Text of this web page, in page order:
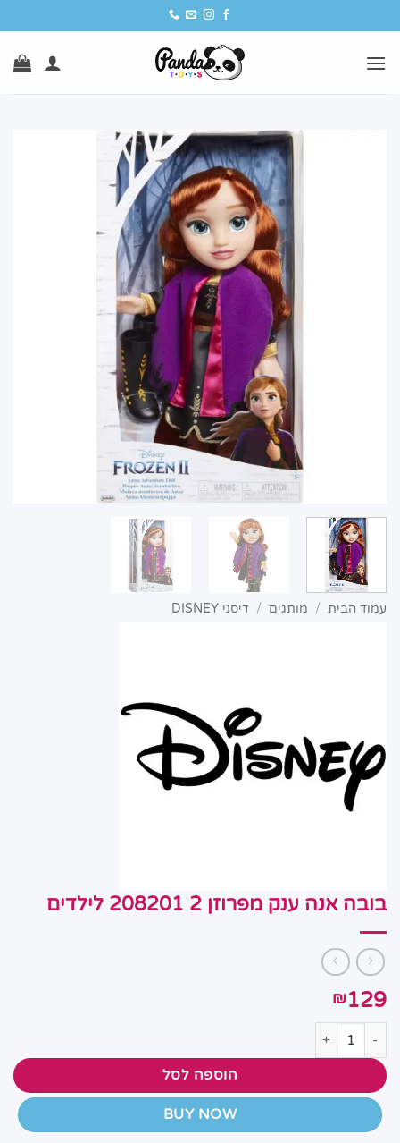
to
content
עמוד הבית / מותגים / דיסני DISNEY
בובה אנה ענק מפרוזן 2 208201 לילדים
₪129
כמות של בובה אנה ענק מפרוזן 2 208201 לילדים
הוספה לסל
BUY NOW